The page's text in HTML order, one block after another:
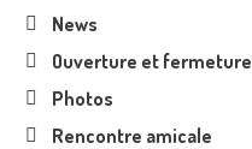
News
Ouverture et fermeture
Photos
Rencontre amicale